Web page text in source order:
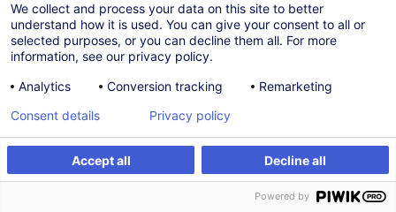
Être alerté Formation sur mesure
4h
Formation présentielle
We collect and process your data on this site to better
understand how it is used. You can give your consent to all or
selected purposes, or you can decline them all. For more
information, see our privacy policy.
Analytics
Conversion tracking Remarketing
Accept all Decline all
Consent details Privacy policy
Powered by